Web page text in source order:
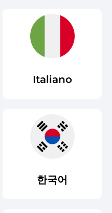
Italiano
한국어